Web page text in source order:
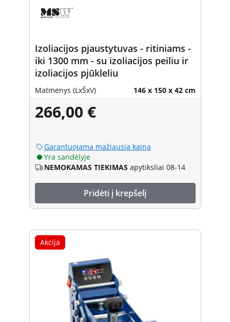
Izoliacijos pjaustytuvas - ritiniams -
iki 1300 mm - su izoliacijos peiliu ir
izoliacijos pjūkleliu
Matmenys (LxŠxV) 146 x 150 x 42 cm
266,00 €
Garantuojama mažiausia kaina
Yra sandėlyje
NEMOKAMAS TIEKIMAS apytiksliai 08-14
Pridėti į krepšelį
Akcija